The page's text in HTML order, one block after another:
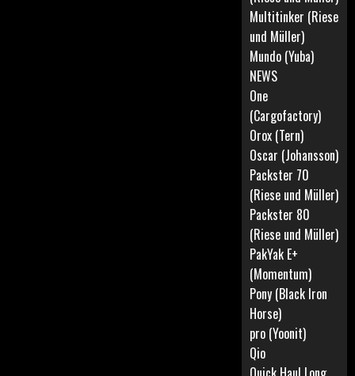
Multitinker (Riese
und Müller)
Mundo (Yuba)
NEWS
One
(Cargofactory)
Orox (Tern)
Oscar (Johansson)
Packster 70
(Riese und Müller)
Packster 80
(Riese und Müller)
PakYak E+
(Momentum)
Pony (Black Iron
Horse)
pro (Yoonit)
Qio